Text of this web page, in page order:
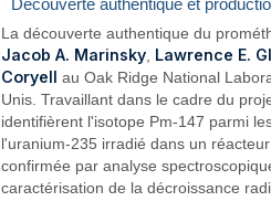
Découverte authentique et
La découverte authentique du
Jacob A. Marinsky, Lawrence E.
Coryell au Oak Ridge National
Unis. Travaillant dans le cadre du
identifièrent l'isotope Pm-147 parmi
l'uranium-235 irradié dans un
confirmée par analyse
caractérisation de la décroissance